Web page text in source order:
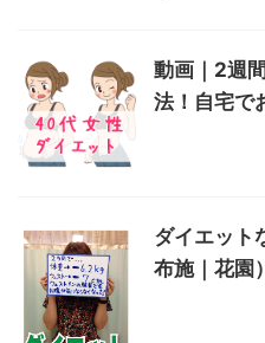
動画｜2週
法！自宅で
ダイエット
布施｜花園